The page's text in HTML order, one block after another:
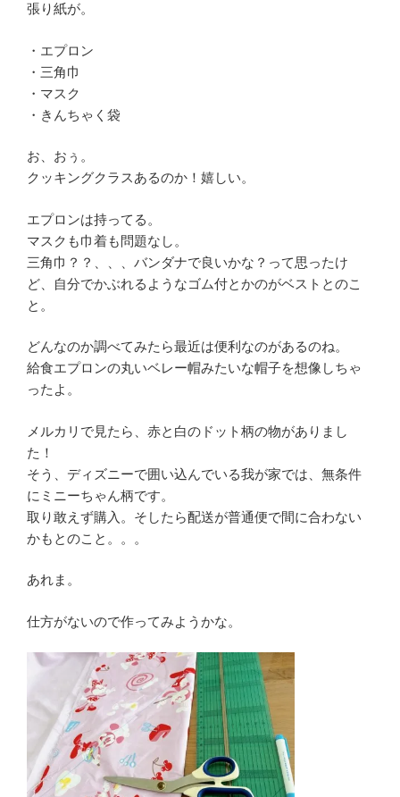
張り紙が。
・エプロン
・三角巾
・マスク
・きんちゃく袋
お、おぅ。
クッキングクラスあるのか！嬉しい。
エプロンは持ってる。
マスクも巾着も問題なし。
三角巾？？、、、バンダナで良いかな？って思ったけ
ど、自分でかぶれるようなゴム付とかのがベストとのこ
と。
どんなのか調べてみたら最近は便利なのがあるのね。
給食エプロンの丸いベレー帽みたいな帽子を想像しちゃ
ったよ。
メルカリで見たら、赤と白のドット柄の物がありまし
た！
そう、ディズニーで囲い込んでいる我が家では、無条件
にミニーちゃん柄です。
取り敢えず購入。そしたら配送が普通便で間に合わない
かもとのこと。。。
あれま。
仕方がないので作ってみようかな。